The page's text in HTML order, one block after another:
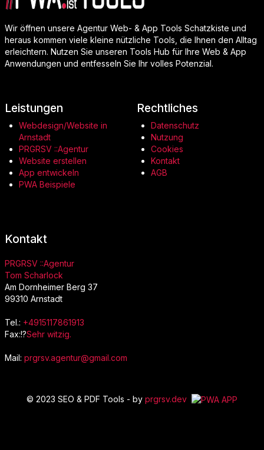
Wir öffnen unsere Agentur Web- & App Tools Schatzkiste und
heraus kommen viele kleine nützliche Tools, die Ihnen den Alltag
erleichtern. Nutzen Sie unseren Tools Hub für Ihre Web & App
Anwendungen und entfesseln Sie Ihr volles Potenzial.
Leistungen
Webdesign/Website in
Arnstadt
PRGRSV ::Agentur
Website erstellen
App entwickeln
PWA Beispiele
Rechtliches
Datenschutz
Nutzung
Cookies
Kontakt
AGB
Kontakt
PRGRSV ::Agentur
Tom Scharlock
Am Dornheimer Berg 37
99310 Arnstadt
Tel.: +4915117861913
Fax:!?Sehr witzig.
Mail: prgrsv.agentur@gmail.com
© 2023 SEO & PDF Tools - by prgrsv.dev